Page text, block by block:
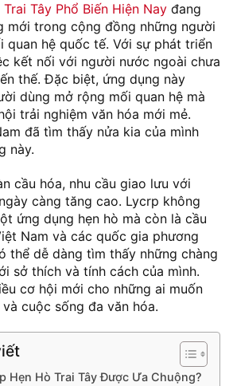
Tây Phổ Biến Hiện Nay đang
mới trong cộng đồng những người
quan hệ quốc tế. Với sự phát triển
kết nối với người nước ngoài chưa
thế. Đặc biệt, ứng dụng này
dùng mở rộng mối quan hệ mà
trải nghiệm văn hóa mới mẻ.
đã tìm thấy nửa kia của mình
này.
cầu hóa, nhu cầu giao lưu với
càng tăng cao. Lycrp không
ứng dụng hẹn hò mà còn là cầu
Nam và các quốc gia phương
thể dễ dàng tìm thấy những chàng
sở thích và tính cách của mình.
cơ hội mới cho những ai muốn
cuộc sống đa văn hóa.
Hẹn Hò Trai Tây Được Ưa Chuộng?